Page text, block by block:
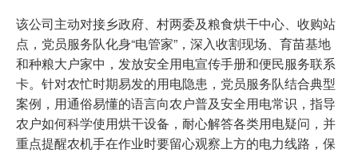
分布式能源
该公司主动对接乡政府、村两委及粮食烘干中心、收购站
点，党员服务队化身“电管家”，深入收割现场、育苗基地
和种粮大户家中，发放安全用电宣传手册和便民服务联系
卡。针对农忙时期易发的用电隐患，党员服务队结合典型
案例，用通俗易懂的语言向农户普及安全用电常识，指导
农户如何科学使用烘干设备，耐心解答各类用电疑问，并
重点提醒农机手在作业时要留心观察上方的电力线路，保